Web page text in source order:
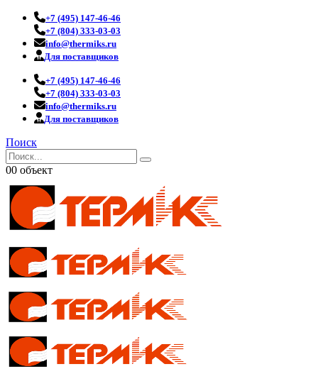
+7 (495) 147-46-46
+7 (804) 333-03-03
info@thermiks.ru
Для поставщиков
+7 (495) 147-46-46
+7 (804) 333-03-03
info@thermiks.ru
Для поставщиков
Поиск
00 объект